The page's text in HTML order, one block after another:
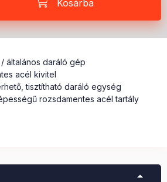
Kosárba
általános daráló gép
acél kivitel
tisztítható daráló egység
rozsdamentes acél tartály